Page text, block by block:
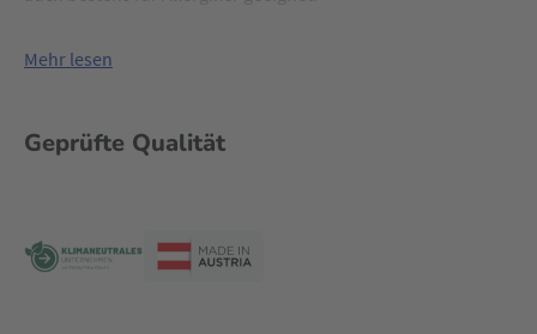
Mehr lesen
Geprüfte Qualität